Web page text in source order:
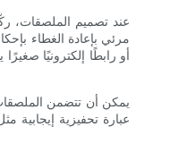
عند تصميم الملصقات،
مرئي بإعادة الغطاء
يمكن أن تتضمن
عبارة تحفيزية إيجابية